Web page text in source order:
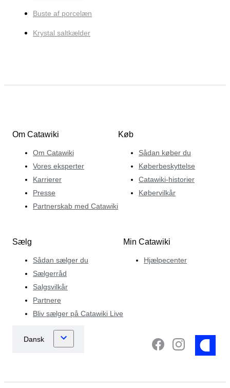
Buste af porcelæn
Krystal saltkælder
Om Catawiki
Om Catawiki
Vores eksperter
Karrierer
Presse
Partnerskab med Catawiki
Køb
Sådan køber du
Køberbeskyttelse
Catawiki-historier
Købervilkår
Sælg
Sådan sælger du
Sælgerråd
Salgsvilkår
Partnere
Bliv sælger på Catawiki Live
Min Catawiki
Hjælpecenter